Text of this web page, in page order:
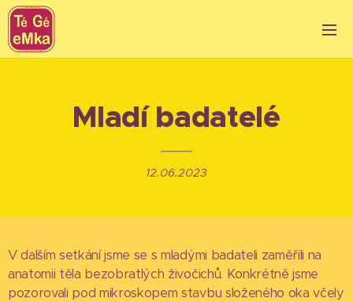
Mladí badatelé
12.06.2023
V dalším setkání jsme se s mladými badateli zaměřili na
anatomii těla bezobratlých živočichů. Konkrétně jsme
pozorovali pod mikroskopem stavbu složeného oka včely